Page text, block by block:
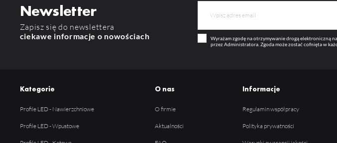
Newsletter
Zapisz się do newslettera
ciekawe informacje o nowościach
Wyrażam zgodę na otrzymywanie drogą elektroniczną
przez Administratora. Zgoda może zostać cofnięta w
Kategorie
Profile LED - Nawierzchniowe
Profile LED - Wpustowe
O nas
O firmie
Aktualności
Informacje
Regulamin współpracy
Polityka prywatności